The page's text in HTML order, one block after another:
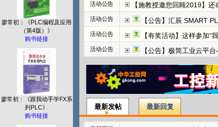
廖常初：《PLC编程及应用
（第4版）》
购书链接
廖常初：《跟我动手学FX系
列PLC》
购书链接
活动公告 【施教授邀您回顾2019】
活动公告 【公告】汇辰 SMART
活动公告 【有奖活动】这样参加“
活动公告 【公告】极简工业云平台-
最新发帖 最新回复